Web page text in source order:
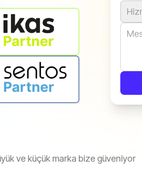
ve küçük marka bize güveniyor